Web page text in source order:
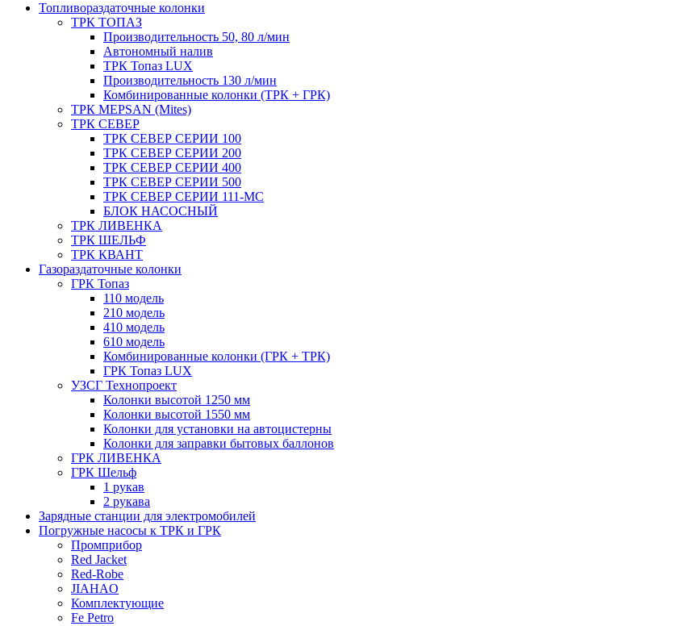
Топливораздаточные колонки
ТРК ТОПАЗ
Производительность 50, 80 л/мин
Автономный налив
ТРК Топаз LUX
Производительность 130 л/мин
Комбинированные колонки (ТРК + ГРК)
ТРК MEPSAN (Mites)
ТРК СЕВЕР
ТРК СЕВЕР СЕРИИ 100
ТРК СЕВЕР СЕРИИ 200
ТРК СЕВЕР СЕРИИ 400
ТРК СЕВЕР СЕРИИ 500
ТРК СЕВЕР СЕРИИ 111-МС
БЛОК НАСОСНЫЙ
ТРК ЛИВЕНКА
ТРК ШЕЛЬФ
ТРК КВАНТ
Газораздаточные колонки
ГРК Топаз
110 модель
210 модель
410 модель
610 модель
Комбинированные колонки (ГРК + ТРК)
ГРК Топаз LUX
УЗСГ Технопроект
Колонки высотой 1250 мм
Колонки высотой 1550 мм
Колонки для установки на автоцистерны
Колонки для заправки бытовых баллонов
ГРК ЛИВЕНКА
ГРК Шельф
1 рукав
2 рукава
Зарядные станции для электромобилей
Погружные насосы к ТРК и ГРК
Промприбор
Red Jacket
Red-Robe
JIAHAO
Комплектующие
Fe Petro